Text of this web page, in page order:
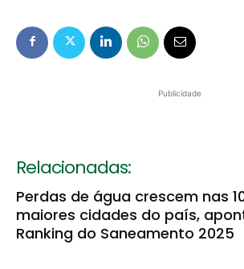
Publicidade
Relacionadas:
Perdas de água crescem nas
maiores cidades do país,
Ranking do Saneamento 2025